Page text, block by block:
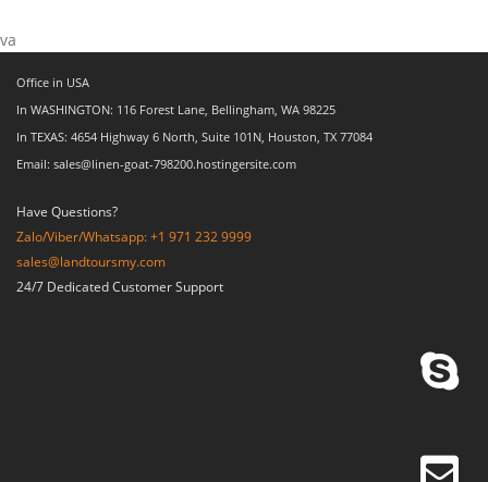
va
Office in USA
In WASHINGTON: 116 Forest Lane, Bellingham, WA 98225
In TEXAS: 4654 Highway 6 North, Suite 101N, Houston, TX 77084
Email: sales@linen-goat-798200.hostingersite.com
Have Questions?
Zalo/Viber/Whatsapp: +1 971 232 9999
sales@landtoursmy.com
24/7 Dedicated Customer Support